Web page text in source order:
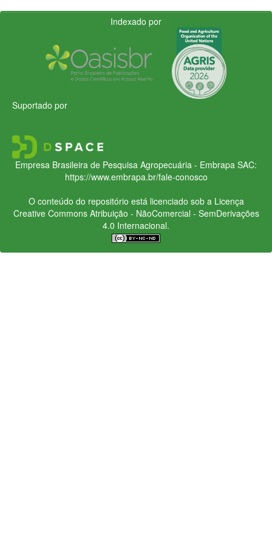
Indexado por
Suportado por
Empresa Brasileira de Pesquisa Agropecuária - Embrapa SAC:
https://www.embrapa.br/fale-conosco
O conteúdo do repositório está licenciado sob a Licença
Creative CommonsAtribuição - NãoComercial - SemDerivações
4.0 Internacional.